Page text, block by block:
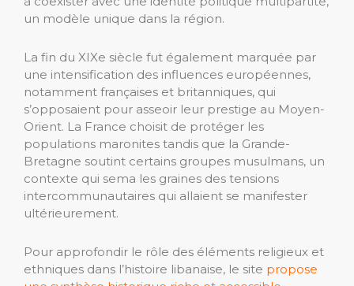
un modèle unique dans la région.
La fin du XIXe siècle fut également marquée par
une intensification des influences européennes,
notamment françaises et britanniques, qui
s’opposaient pour asseoir leur prestige au Moyen-
Orient. La France choisit de protéger les
populations maronites tandis que la Grande-
Bretagne soutint certains groupes musulmans, un
contexte qui sema les graines des tensions
intercommunautaires qui allaient se manifester
ultérieurement.
Pour approfondir le rôle des éléments religieux et
ethniques dans l’histoire libanaise, le site propose